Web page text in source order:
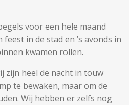
voor een hele maand
in de stad en ’s avonds in
kwamen rollen.
zijn heel de nacht in touw
te bewaken, maar om de
Wij hebben er zelfs nog